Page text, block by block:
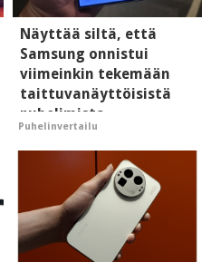
Näyttää siltä, että
Samsung onnistui
viimeinkin tekemään
taittuvanäyttöisistä
puhelimista
supersuosittuja
Puhelinvertailu